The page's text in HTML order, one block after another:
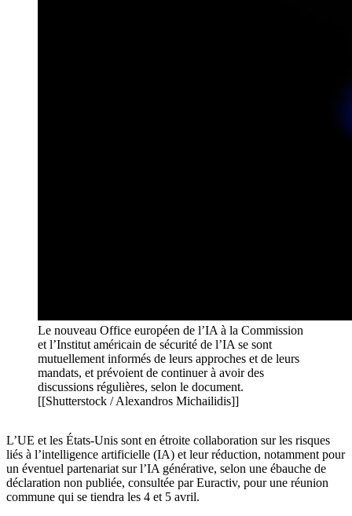
Le nouveau Office européen de l’IA à la Commission
et l’Institut américain de sécurité de l’IA se sont
mutuellement informés de leurs approches et de leurs
mandats, et prévoient de continuer à avoir des
discussions régulières, selon le document.
[[Shutterstock / Alexandros Michailidis]]
L’UE et les États-Unis sont en étroite collaboration sur les risques
liés à l’intelligence artificielle (IA) et leur réduction, notamment pour
un éventuel partenariat sur l’IA générative, selon une ébauche de
déclaration non publiée, consultée par Euractiv, pour une réunion
commune qui se tiendra les 4 et 5 avril.